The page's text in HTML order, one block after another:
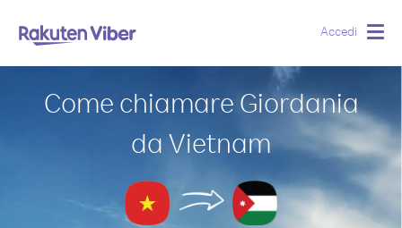
Accedi
Come chiamare Giordania
da Vietnam